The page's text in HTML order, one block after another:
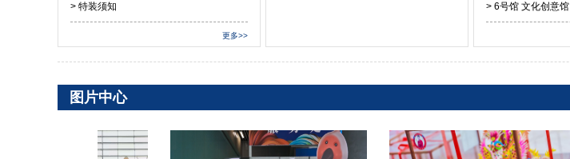
> 特装须知
更多>>
> 6号馆 文化创意馆
图片中心